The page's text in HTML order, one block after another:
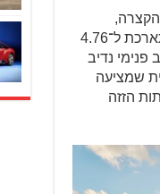
שאורכה 4.41 מטר, מציעה בסיס גלגלים של 278.5 ס"מ, ואילו גרסת ה־Long מתארכת ל־4.76
פנימי נדיב
שמציעה
הזזה